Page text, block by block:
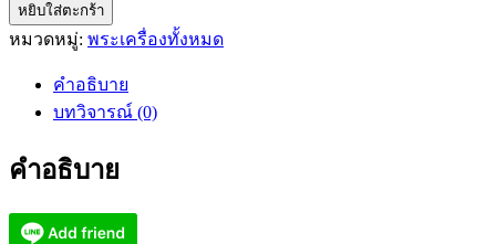
หลวง
ปู่
ฤาษี
ไตรมาส
หยิบใส่ตะกร้า
หมวดหมู่: พระเครื่องทั้งหมด
คำอธิบาย
บทวิจารณ์ (0)
คำอธิบาย